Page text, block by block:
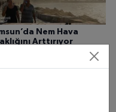
Nem Hava
Arttırıyor